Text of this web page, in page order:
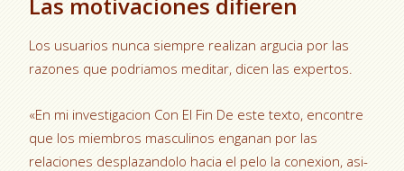
Los usuarios nunca siempre realizan argucia por las
razones que podriamos meditar, dicen las expertos.
«En mi investigacion Con El Fin De este texto, encontre
que los miembros masculinos enganan por las
relaciones desplazandolo hacia el pelo la conexion, asi­